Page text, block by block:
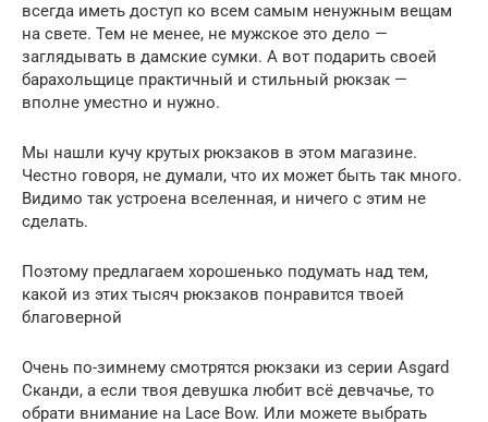
всегда иметь доступ ко всем самым ненужным вещам
на свете. Тем не менее, не мужское это дело —
заглядывать в дамские сумки. А вот подарить своей
барахольщице практичный и стильный рюкзак —
вполне уместно и нужно.
Мы нашли кучу крутых рюкзаков в этом магазине.
Честно говоря, не думали, что их может быть так много.
Видимо так устроена вселенная, и ничего с этим не
сделать.
Поэтому предлагаем хорошенько подумать над тем,
какой из этих тысяч рюкзаков понравится твоей
благоверной
Очень по-зимнему смотрятся рюкзаки из серии Asgard
Сканди, а если твоя девушка любит всё девчачье, то
обрати внимание на Lace Bow. Или можете выбрать